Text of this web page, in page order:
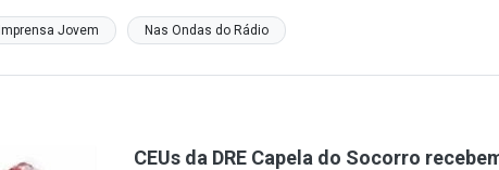
Imprensa Jovem Nas Ondas do Rádio
CEUs da DRE Capela do Socorro